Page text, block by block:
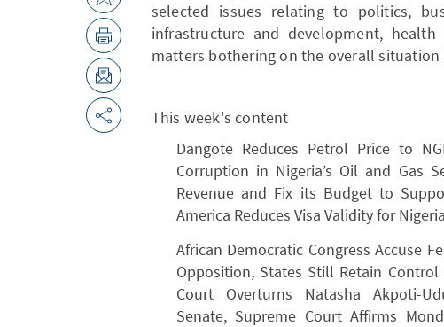
selected issues relating to politics,
infrastructure and development,
matters bothering on the overall situation
This week's content
Dangote Reduces Petrol Price to
Corruption in Nigeria’s Oil and Gas
Revenue and Fix its Budget to
America Reduces Visa Validity for
African Democratic Congress Accuse
Opposition, States Still Retain
Court Overturns Natasha Akpoti-
Senate, Supreme Court Affirms